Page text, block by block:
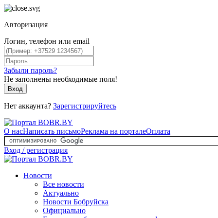
Авторизация
Логин, телефон или email
Забыли пароль?
Не заполнены необходимые поля!
Вход
Нет аккаунта? Зарегистрируйтесь
О насНаписать письмоРеклама на порталеОплата
Вход / регистрация
Новости
Все новости
Актуально
Новости Бобруйска
Официально